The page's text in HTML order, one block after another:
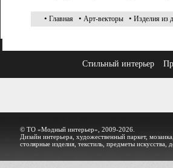
• Главная • Арт-векторы • Изделия из
Стильный интерьер
© ТО «Модный интерьер», 2009-2026.
Дизайн интерьера, художественный паркет,
столярные изделия, текстиль, предметы искусства,